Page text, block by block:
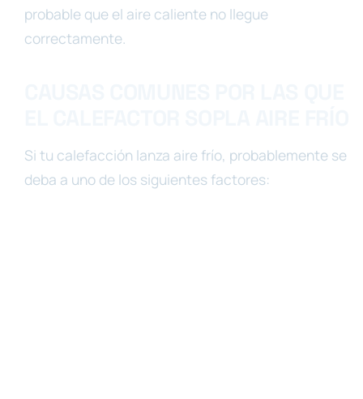
probable que el aire caliente no llegue
correctamente.
Si tu calefacción lanza aire frío, probablemente se
deba a uno de los siguientes factores: